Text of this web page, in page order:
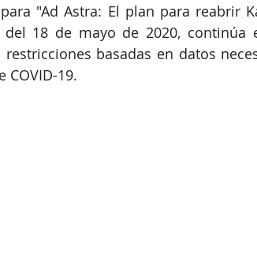
"Ad Astra: El plan para reabrir
18 de mayo de 2020, continúa
basadas en datos
19.